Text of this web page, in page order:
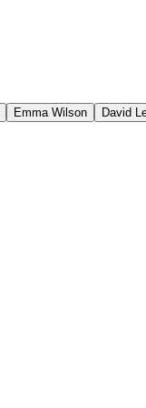
Emma Wilson David